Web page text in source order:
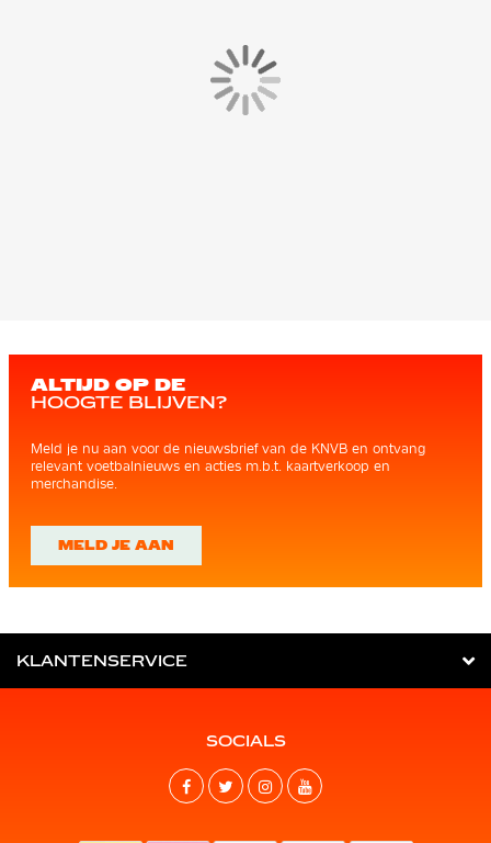
ALTIJD OP DE
HOOGTE BLIJVEN?
Meld je nu aan voor de nieuwsbrief van de KNVB en ontvang
relevant voetbalnieuws en acties m.b.t. kaartverkoop en
merchandise.
MELD JE AAN
KLANTENSERVICE
SOCIALS